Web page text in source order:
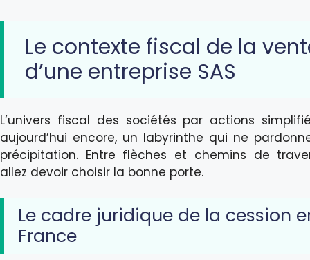
Le contexte fiscal de la
d’une entreprise SAS
L’univers fiscal des sociétés par actions
aujourd’hui encore, un labyrinthe qui ne
précipitation. Entre flèches et chemins de
allez devoir choisir la bonne porte.
Le cadre juridique de la cession
France